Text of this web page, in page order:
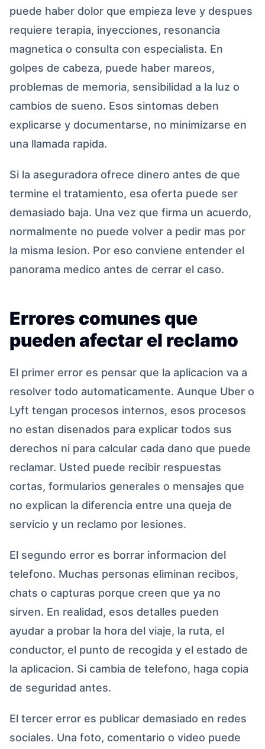
puede haber dolor que empieza leve y despues
requiere terapia, inyecciones, resonancia
magnetica o consulta con especialista. En
golpes de cabeza, puede haber mareos,
problemas de memoria, sensibilidad a la luz o
cambios de sueno. Esos sintomas deben
explicarse y documentarse, no minimizarse en
una llamada rapida.
Si la aseguradora ofrece dinero antes de que
termine el tratamiento, esa oferta puede ser
demasiado baja. Una vez que firma un acuerdo,
normalmente no puede volver a pedir mas por
la misma lesion. Por eso conviene entender el
panorama medico antes de cerrar el caso.
Errores comunes que
pueden afectar el reclamo
El primer error es pensar que la aplicacion va a
resolver todo automaticamente. Aunque Uber o
Lyft tengan procesos internos, esos procesos
no estan disenados para explicar todos sus
derechos ni para calcular cada dano que puede
reclamar. Usted puede recibir respuestas
cortas, formularios generales o mensajes que
no explican la diferencia entre una queja de
servicio y un reclamo por lesiones.
El segundo error es borrar informacion del
telefono. Muchas personas eliminan recibos,
chats o capturas porque creen que ya no
sirven. En realidad, esos detalles pueden
ayudar a probar la hora del viaje, la ruta, el
conductor, el punto de recogida y el estado de
la aplicacion. Si cambia de telefono, haga copia
de seguridad antes.
El tercer error es publicar demasiado en redes
sociales. Una foto, comentario o video puede